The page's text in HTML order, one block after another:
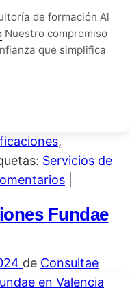
de formación Al
Nuestro compromiso
que simplifica
,
Servicios de
Fundae
de Consultae